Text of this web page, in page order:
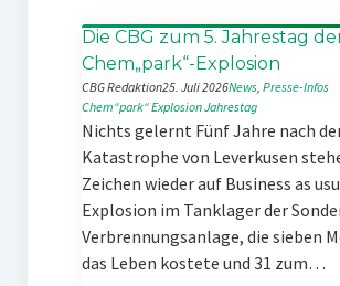
Die CBG zum 5. Jahrestag
Chem„park“-Explosion
CBG Redaktion25. Juli 2026News, Presse-Infos
Chem“park“ExplosionJahrestag
Nichts gelernt Fünf Jahre nach
Katastrophe von Leverkusen
Zeichen wieder auf Business as
Explosion im Tanklager der
Verbrennungsanlage, die sieben
das Leben kostete und 31 zum…